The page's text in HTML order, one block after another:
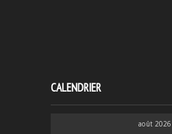
CALENDRIER
août 2026